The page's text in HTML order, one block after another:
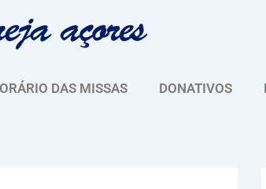
DAS MISSAS DONATIVOS